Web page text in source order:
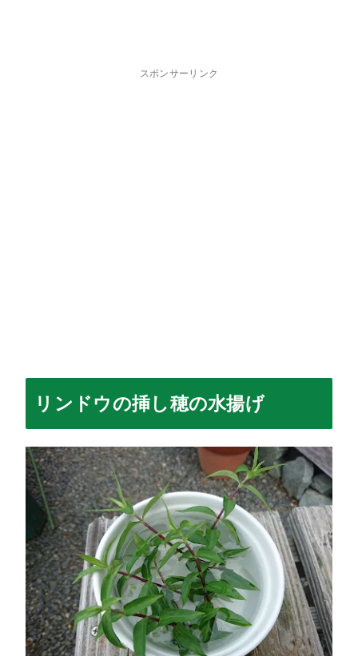
スポンサーリンク
リンドウの挿し穂の水揚げ